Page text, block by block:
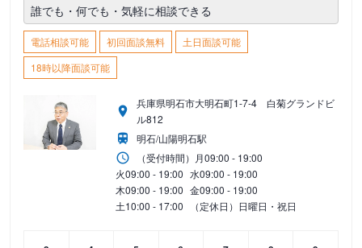
誰でも・何でも・気軽に相談できる
電話相談可能 初回面談無料
土日面談可能
18時以降面談可能
兵庫県明石市大明石町1-7-4 白菊グランドビ
ル812
明石/山陽明石駅
（受付時間） 月09:00 - 19:00
火09:00 - 19:00 水09:00 - 19:00
木09:00 - 19:00 金09:00 - 19:00
土10:00 - 17:00 （定休日）日曜日・祝日